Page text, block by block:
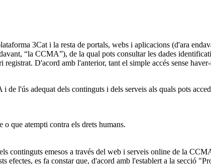
3Cat i la resta de portals, webs i aplicacions (d'ara
“la CCMA”), de la qual pots consultar les dades
D'acord amb l'anterior, tant el simple accés sense
l'ús adequat dels continguts i dels serveis als quals pots
que atempti contra els drets humans.
emesos a través del web i serveis online de la
efectes, es fa constar que, d'acord amb l'establert a la secció